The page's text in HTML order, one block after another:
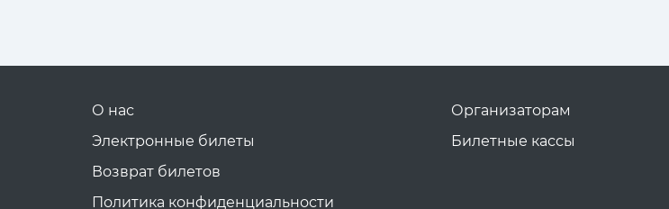
О нас
Электронные билеты
Возврат билетов
Политика конфиденциальности
Организаторам
Билетные кассы